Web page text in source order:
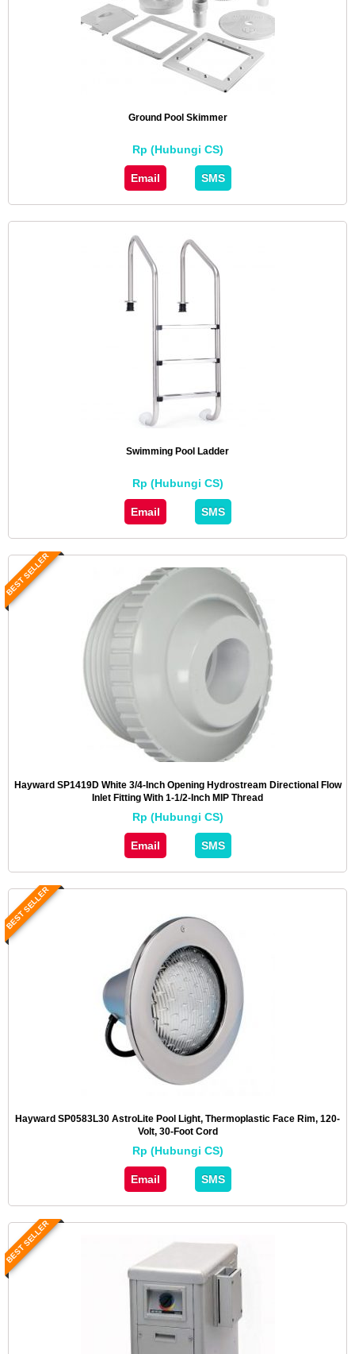
Ground Pool Skimmer
Rp (Hubungi CS)
Email SMS
Swimming Pool Ladder
Rp (Hubungi CS)
Email SMS
BEST SELLER
Hayward SP1419D White 3/4-Inch Opening Hydrostream Directional Flow
Inlet Fitting With 1-1/2-Inch MIP Thread
Rp (Hubungi CS)
Email SMS
BEST SELLER
Hayward SP0583L30 AstroLite Pool Light, Thermoplastic Face Rim, 120-
Volt, 30-Foot Cord
Rp (Hubungi CS)
Email SMS
BEST SELLER